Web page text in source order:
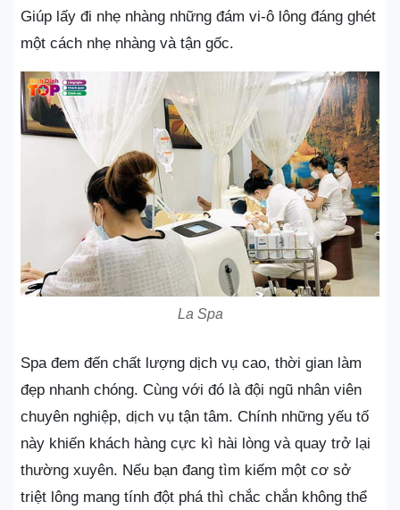
Giúp lấy đi nhẹ nhàng những đám vi-ô lông đáng ghét
một cách nhẹ nhàng và tận gốc.
La Spa
Spa đem đến chất lượng dịch vụ cao, thời gian làm
đẹp nhanh chóng. Cùng với đó là đội ngũ nhân viên
chuyên nghiệp, dịch vụ tận tâm. Chính những yếu tố
này khiến khách hàng cực kì hài lòng và quay trở lại
thường xuyên. Nếu bạn đang tìm kiếm một cơ sở
triệt lông mang tính đột phá thì chắc chắn không thể